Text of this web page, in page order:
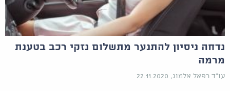
נדחה ניסיון להתנער מתשלום נזקי רכב בטענת
מרמה
עו"ד רפאל אלמוג, 22.11.2020